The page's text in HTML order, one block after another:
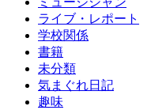
ライブ・レポート
学校関係
書籍
未分類
気まぐれ日記
趣味